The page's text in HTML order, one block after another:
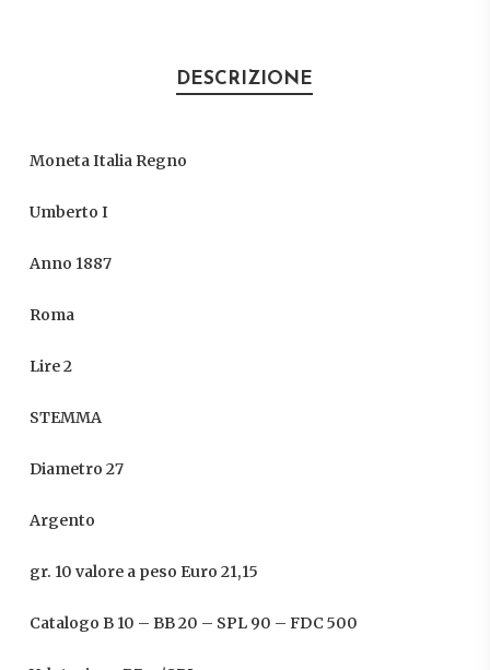
DESCRIZIONE
Moneta Italia Regno
Umberto I
Anno 1887
Roma
Lire 2
STEMMA
Diametro 27
Argento
gr. 10 valore a peso Euro 21,15
Catalogo B 10 – BB 20 – SPL 90 – FDC 500